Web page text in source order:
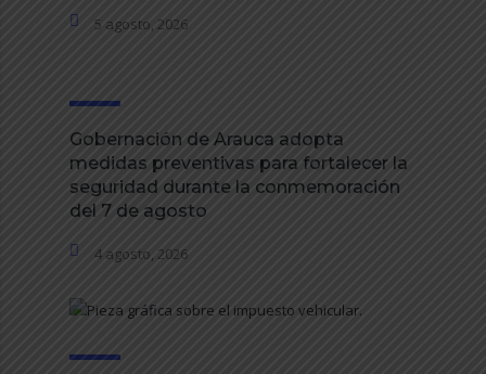
5 agosto, 2026
Gobernación de Arauca adopta
medidas preventivas para fortalecer la
seguridad durante la conmemoración
del 7 de agosto
4 agosto, 2026